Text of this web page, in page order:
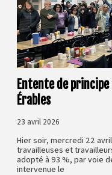
Entente de
Érables
23 avril 2026
Hier soir, mercredi 22
travailleuses et
adopté à 93 %, par voie
intervenue le